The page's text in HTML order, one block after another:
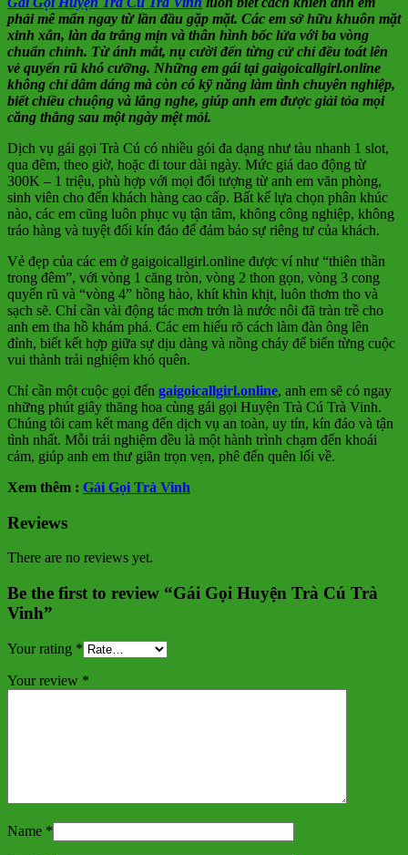
phải mê mẩn ngay từ lần đầu gặp mặt. Các em sở hữu khuôn mặt
xinh xắn, làn da trắng mịn và thân hình bốc lửa với ba vòng
chuẩn chỉnh. Từ ánh mắt, nụ cười đến từng cử chỉ đều toát lên
vẻ quyến rũ khó cưỡng. Những em gái tại gaigoicallgirl.online
không chỉ dâm dáng mà còn có kỹ năng làm tình chuyên nghiệp,
biết chiều chuộng và lắng nghe, giúp anh em được giải tỏa mọi
căng thẳng sau một ngày mệt mỏi.
Dịch vụ gái gọi Trà Cú có nhiều gói đa dạng như tàu nhanh 1 slot,
qua đêm, theo giờ, hoặc đi tour dài ngày. Mức giá dao động từ
300K – 1 triệu, phù hợp với mọi đối tượng từ anh em văn phòng,
sinh viên cho đến khách hàng cao cấp. Bất kể lựa chọn phân khúc
nào, các em cũng luôn phục vụ tận tâm, không công nghiệp, không
tráo hàng và tuyệt đối kín đáo để đảm bảo sự riêng tư của khách.
Vẻ đẹp của các em ở gaigoicallgirl.online được ví như “thiên thần
trong đêm”, với vòng 1 căng tròn, vòng 2 thon gọn, vòng 3 cong
quyến rũ và “vòng 4” hồng hào, khít khìn khịt, luôn thơm tho và
sạch sẽ. Chỉ cần vài động tác mơn trớn là nước nôi đã tràn trề cho
anh em tha hồ khám phá. Các em hiểu rõ cách làm đàn ông lên
đỉnh, biết kết hợp giữa sự dịu dàng và nồng cháy để biến từng cuộc
vui thành trải nghiệm khó quên.
Chỉ cần một cuộc gọi đến gaigoicallgirl.online, anh em sẽ có ngay
những phút giây thăng hoa cùng gái gọi Huyện Trà Cú Trà Vinh.
Chúng tôi cam kết mang đến dịch vụ an toàn, uy tín, kín đáo và tận
tình nhất. Mỗi trải nghiệm đều là một hành trình chạm đến khoái
cảm, giúp anh em thư giãn trọn vẹn, phê đến quên lối về.
Xem thêm : Gái Gọi Trà Vinh
Reviews
There are no reviews yet.
Be the first to review “Gái Gọi Huyện Trà Cú Trà
Vinh”
Your rating *
Your review *
Name *